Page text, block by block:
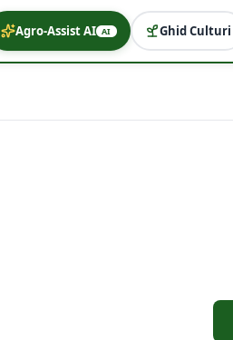
Agro-Assist AI AI Ghid Culturi